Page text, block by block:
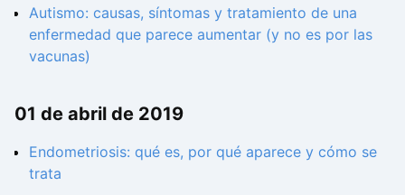
Autismo: causas, síntomas y tratamiento de una
enfermedad que parece aumentar (y no es por las
vacunas)
01 de abril de 2019
Endometriosis: qué es, por qué aparece y cómo se
trata